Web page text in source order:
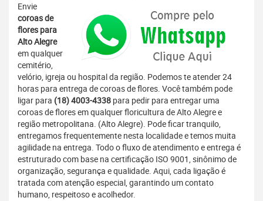
Envie
coroas de
flores para
Alto Alegre
em qualquer
cemitério,
velório, igreja ou hospital da região. Podemos te atender 24
horas para entrega de coroas de flores. Você também pode
ligar para (18) 4003-4338 para pedir para entregar uma
coroas de flores em qualquer floricultura de Alto Alegre e
região metropolitana. (Alto Alegre). Pode ficar tranquilo,
entregamos frequentemente nesta localidade e temos muita
agilidade na entrega. Todo o fluxo de atendimento e entrega é
estruturado com base na certificação ISO 9001, sinônimo de
organização, segurança e qualidade. Aqui, cada ligação é
tratada com atenção especial, garantindo um contato
humano, respeitoso e acolhedor.